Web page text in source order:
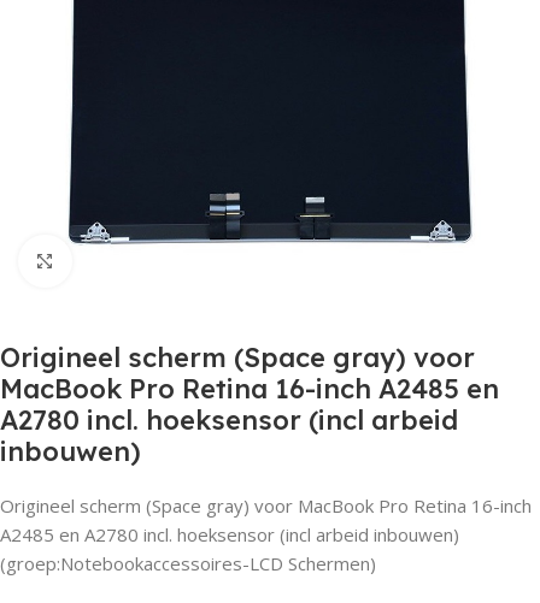
Origineel scherm (Space gray) voor
MacBook Pro Retina 16-inch A2485 en
A2780 incl. hoeksensor (incl arbeid
inbouwen)
Origineel scherm (Space gray) voor MacBook Pro Retina 16-inch
A2485 en A2780 incl. hoeksensor (incl arbeid inbouwen)
(groep:Notebookaccessoires-LCD Schermen)